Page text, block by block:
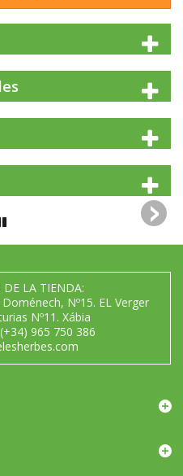
LA TIENDA:
Nº15. EL Verger
Nº11. Xábia
(+34) 965 750 386